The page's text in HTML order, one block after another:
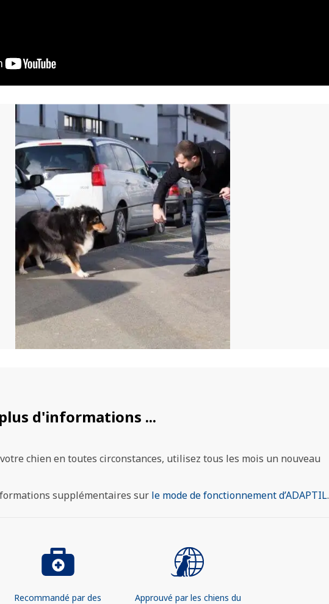
d'informations ...
chien en toutes circonstances, utilisez tous les mois un nouveau
supplémentaires sur le mode de fonctionnement d’ADAPTIL.
Recommandé par des
Approuvé par les chiens du